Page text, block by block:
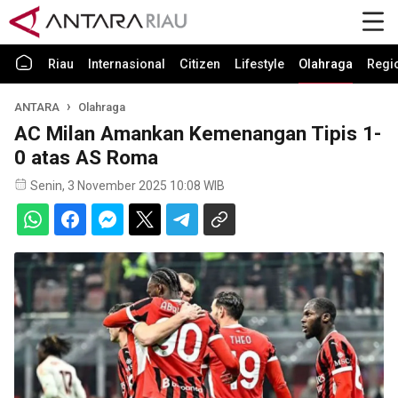
Riau Internasional Citizen Lifestyle Olahraga
ANTARA Olahraga
AC Milan Amankan Kemenangan Tipis 1-
0 atas AS Roma
Senin, 3 November 2025 10:08 WIB